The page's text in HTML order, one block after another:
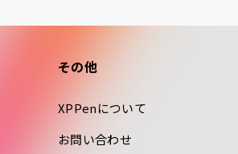
その他
XPPenについて
お問い合わせ